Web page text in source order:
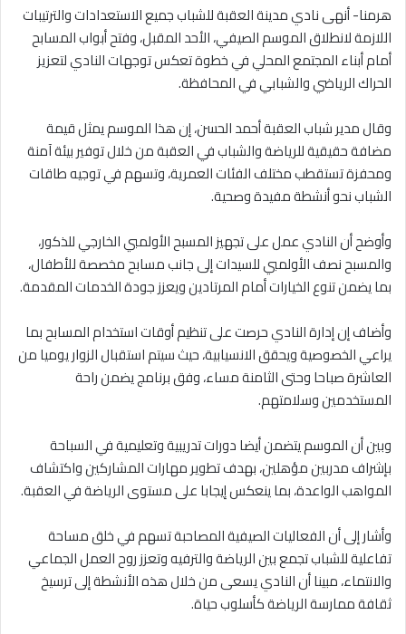
هرمنا- أنهى نادي مدينة العقبة للشباب جميع الاستعدادات والترتيبات
اللازمة لانطلاق الموسم الصيفي، الأحد المقبل، وفتح أبواب المسابح
أمام أبناء المجتمع المحلي في خطوة تعكس توجهات النادي لتعزيز
الحراك الرياضي والشبابي في المحافظة.
وقال مدير شباب العقبة أحمد الحسن، إن هذا الموسم يمثل قيمة
مضافة حقيقية للرياضة والشباب في العقبة من خلال توفير بيئة آمنة
ومحفزة تستقطب مختلف الفئات العمرية، وتسهم في توجيه طاقات
الشباب نحو أنشطة مفيدة وصحية.
وأوضح أن النادي عمل على تجهيز المسبح الأولمبي الخارجي للذكور،
والمسبح نصف الأولمبي للسيدات إلى جانب مسابح مخصصة للأطفال،
بما يضمن تنوع الخيارات أمام المرتادين ويعزز جودة الخدمات المقدمة.
وأضاف إن إدارة النادي حرصت على تنظيم أوقات استخدام المسابح بما
يراعي الخصوصية ويحقق الانسيابية، حيث سيتم استقبال الزوار يوميا من
العاشرة صباحا وحتى الثامنة مساء، وفق برنامج يضمن راحة
المستخدمين وسلامتهم.
وبين أن الموسم يتضمن أيضا دورات تدريبية وتعليمية في السباحة
بإشراف مدربين مؤهلين، بهدف تطوير مهارات المشاركين واكتشاف
المواهب الواعدة، بما ينعكس إيجابا على مستوى الرياضة في العقبة.
وأشار إلى أن الفعاليات الصيفية المصاحبة تسهم في خلق مساحة
تفاعلية للشباب تجمع بين الرياضة والترفيه وتعزز روح العمل الجماعي
والانتماء، مبينا أن النادي يسعى من خلال هذه الأنشطة إلى ترسيخ
ثقافة ممارسة الرياضة كأسلوب حياة.